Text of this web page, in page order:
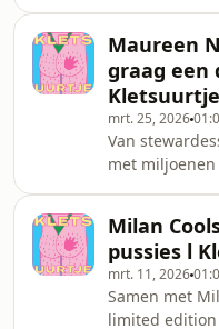
gehouden en
struikelblok
grootste troef
maar
stand-up
voor theater.
Madame
Maureen
graag een
mrt. 25, 2026
Van
met
leven in de
omtovert tot
waarom ze op
besloot
Milan
pussies l
mrt. 11, 2026
Samen met
limited edition